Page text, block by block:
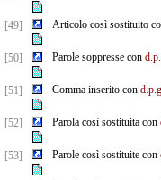
[49] Articolo così sostituito
[50] Parole soppresse con
[51] Comma inserito con
[52] Parola così sostituita con
[53] Parole così sostituite con